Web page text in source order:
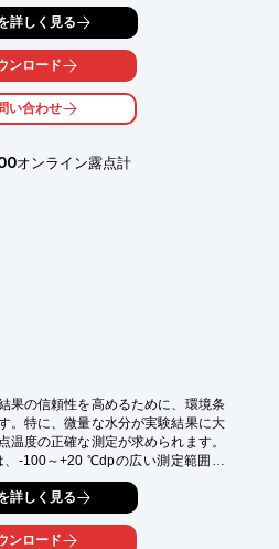
ズは、CRDSテクノロジーにより、
量成分を測定し、品質管理をサポー
証
認
詳しく見る
ンロード
い合わせ
オンライン露点計
果の信頼性を高めるために、環境条
。特に、微量な水分が実験結果に大
温度の正確な測定が求められます。
、-100～+20 ℃dpの広い測定範囲と
水分管理をサポートします。国産
、長年の経験と技術で開発したTK-
究開発における実験精度向上に貢献
詳しく見る
ンロード